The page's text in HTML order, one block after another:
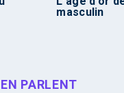
masculin
PARLENT